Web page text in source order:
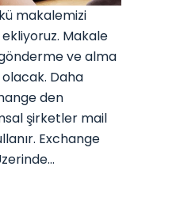
makalemizi
Makale
ve alma
Daha
den
şirketler mail
Exchange